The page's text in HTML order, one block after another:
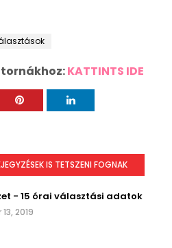
KATTINTS IDE
IS TETSZENI FOGNAK
- 15 órai választási adatok
2019